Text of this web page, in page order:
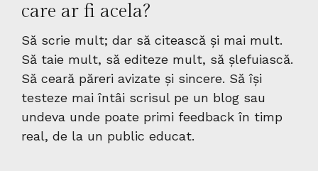
care ar fi acela?
Să scrie mult; dar să citească și mai mult.
Să taie mult, să editeze mult, să șlefuiască.
Să ceară păreri avizate și sincere. Să își
testeze mai întâi scrisul pe un blog sau
undeva unde poate primi feedback în timp
real, de la un public educat.